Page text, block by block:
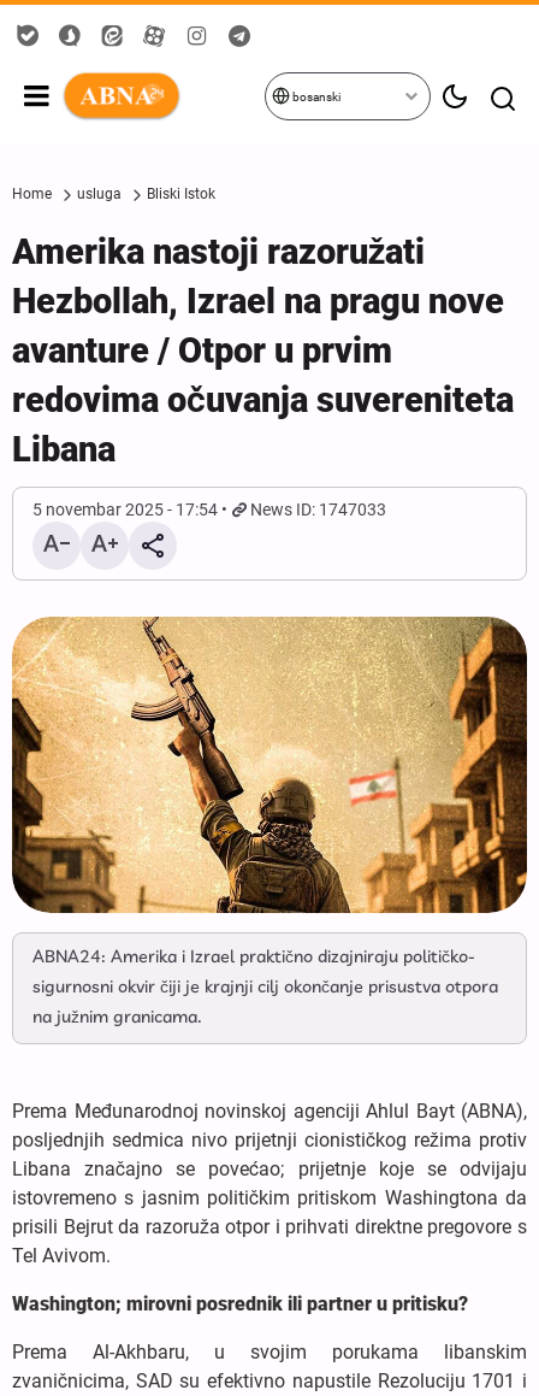
bosanski
Home usluga Bliski Istok
Amerika nastoji razoružati
Hezbollah, Izrael na pragu nove
avanture / Otpor u prvim
redovima očuvanja suvereniteta
Libana
5 novembar 2025 - 17:54 News ID: 1747033
ABNA24: Amerika i Izrael praktično dizajniraju političko-
sigurnosni okvir čiji je krajnji cilj okončanje prisustva otpora
na južnim granicama.
Prema Međunarodnoj novinskoj agenciji Ahlul Bayt (ABNA),
posljednjih sedmica nivo prijetnji cionističkog režima protiv
Libana značajno se povećao; prijetnje koje se odvijaju
istovremeno s jasnim političkim pritiskom Washingtona da
prisili Bejrut da razoruža otpor i prihvati direktne pregovore s
Tel Avivom.
Washington; mirovni posrednik ili partner u pritisku?
Prema Al-Akhbaru, u svojim porukama libanskim
zvaničnicima, SAD su efektivno napustile Rezoluciju 1701 i